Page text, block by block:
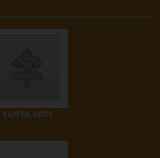
SANTA SEDE